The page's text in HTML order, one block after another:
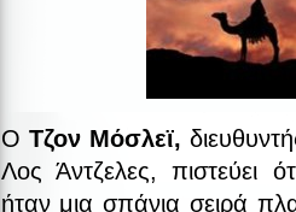
Ο Τζον Μόσλεϊ,
Λος Άντζελες, πιστεύει
ήταν μια σπάνια σειρά